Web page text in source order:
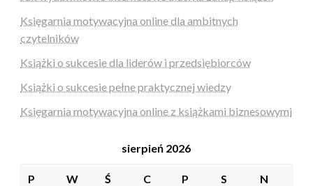
Księgarnia motywacyjna online dla ambitnych
czytelników
Książki o sukcesie dla liderów i przedsiębiorców
Książki o sukcesie pełne praktycznej wiedzy
Księgarnia motywacyjna online z książkami biznesowymi
sierpień 2026
P W Ś C P S N